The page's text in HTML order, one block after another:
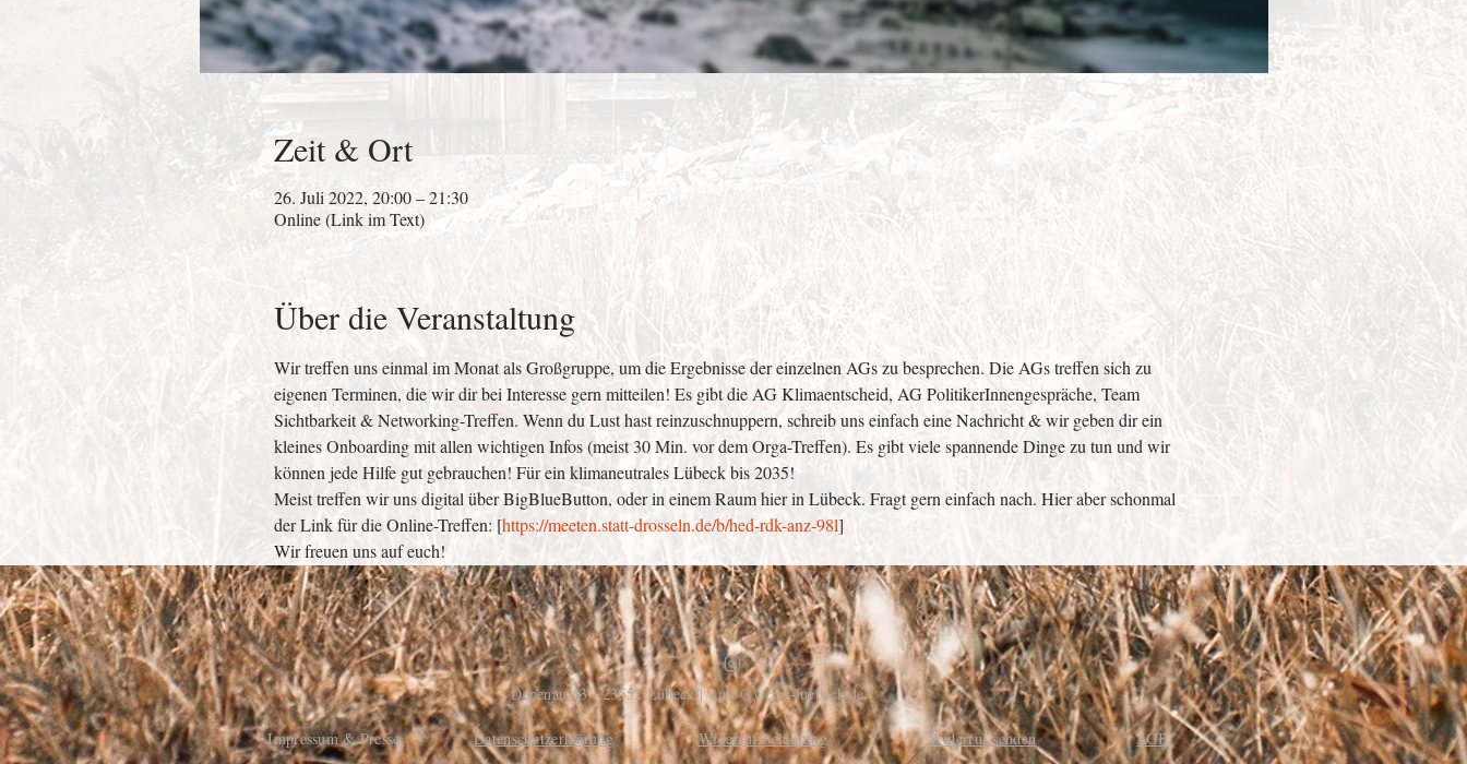
Zeit & Ort
26. Juli 2022, 20:00 – 21:30
Online (Link im Text)
Über die Veranstaltung
Wir treffen uns einmal im Monat als Großgruppe, um die Ergebnisse der einzelnen AGs zu besprechen. Die AGs treffen sich zu
eigenen Terminen, die wir dir bei Interesse gern mitteilen! Es gibt die AG Klimaentscheid, AG PolitikerInnengespräche, Team
Sichtbarkeit & Networking-Treffen. Wenn du Lust hast reinzuschnuppern, schreib uns einfach eine Nachricht & wir geben dir ein
kleines Onboarding mit allen wichtigen Infos (meist 30 Min. vor dem Orga-Treffen). Es gibt viele spannende Dinge zu tun und wir
können jede Hilfe gut gebrauchen! Für ein klimaneutrales Lübeck bis 2035!
Meist treffen wir uns digital über BigBlueButton, oder in einem Raum hier in Lübeck. Fragt gern einfach nach. Hier aber schonmal
der Link für die Online-Treffen: [https://meeten.statt-drosseln.de/b/hed-rdk-anz-98l]
Wir freuen uns auf euch!
Depenau 43 - 23552 Lübeck |info@victor-luebeck.de
Impressum & Presse Datenschutzerklärung Widerrufsbelehrung Widerruf senden AGB